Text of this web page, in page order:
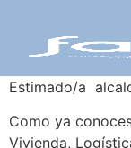
Estimado/a
Como ya
Vivienda,